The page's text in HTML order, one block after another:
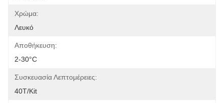
Χρώμα:
Λευκό
Αποθήκευση:
2-30°C
Συσκευασία Λεπτομέρειες:
40T/Kit